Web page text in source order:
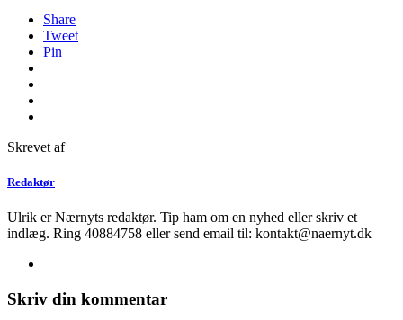
Share
Tweet
Pin
Skrevet af
Redaktør
Ulrik er Nærnyts redaktør. Tip ham om en nyhed eller skriv et
indlæg. Ring 40884758 eller send email til: kontakt@naernyt.dk
Skriv din kommentar